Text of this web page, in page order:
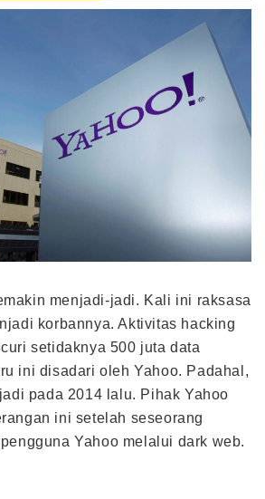
menjadi-jadi. Kali ini raksasa
korbannya. Aktivitas hacking
setidaknya 500 juta data
ini disadari oleh Yahoo. Padahal,
pada 2014 lalu. Pihak Yahoo
ini setelah seseorang
Yahoo melalui dark web.